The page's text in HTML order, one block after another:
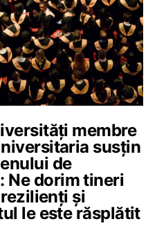
membre
susțin
de
Ne dorim tineri
și
le este răsplătit